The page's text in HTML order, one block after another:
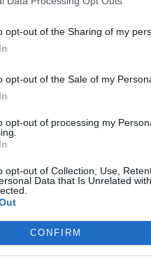
opt-out of the Sharing of my
opt-out of the Sale of my
opt-out of processing my
opt-out of Collection, Use,
Data that Is Unrelated
CONFIRM
vagy, akkor mostmár teljesen elmúlt
már tudják, hogy mire kell
ezt az egész érzést, mintha buborékon
jár, és valami édeset eszik. Az oka
a bélmozgások, és/vagy meghallja az